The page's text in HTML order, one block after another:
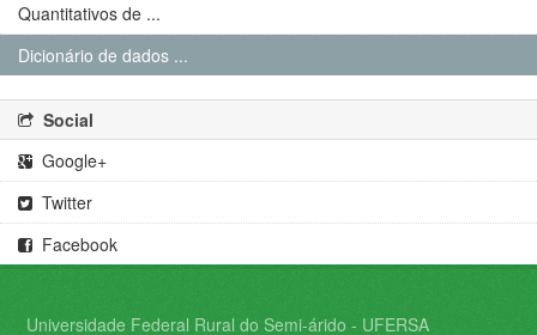
Quantitativos de ...
Dicionário de dados ...
Social
Google+
Twitter
Facebook
Universidade Federal Rural do Semi-árido - UFERSA